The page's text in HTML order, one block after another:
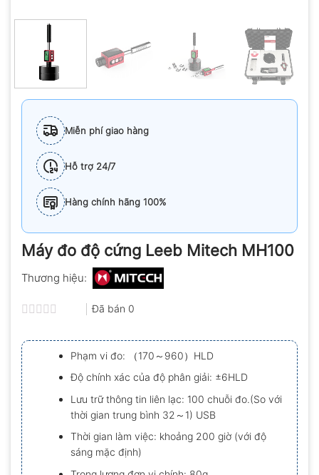
Miễn phí giao hàng
Hỗ trợ 24/7
Hàng chính hãng 100%
Máy đo độ cứng Leeb Mitech MH100
Thương hiệu:
xếp
hạng
0.0
5
sao
Đã bán 0
Phạm vi đo: （170～960）HLD
Độ chính xác của độ phân giải: ±6HLD
Lưu trữ thông tin liên lạc: 100 chuỗi đo.(So với
thời gian trung bình 32～1) USB
Thời gian làm việc: khoảng 200 giờ (với độ
sáng mặc định)